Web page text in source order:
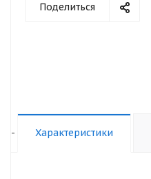
Поделиться
- Характеристики